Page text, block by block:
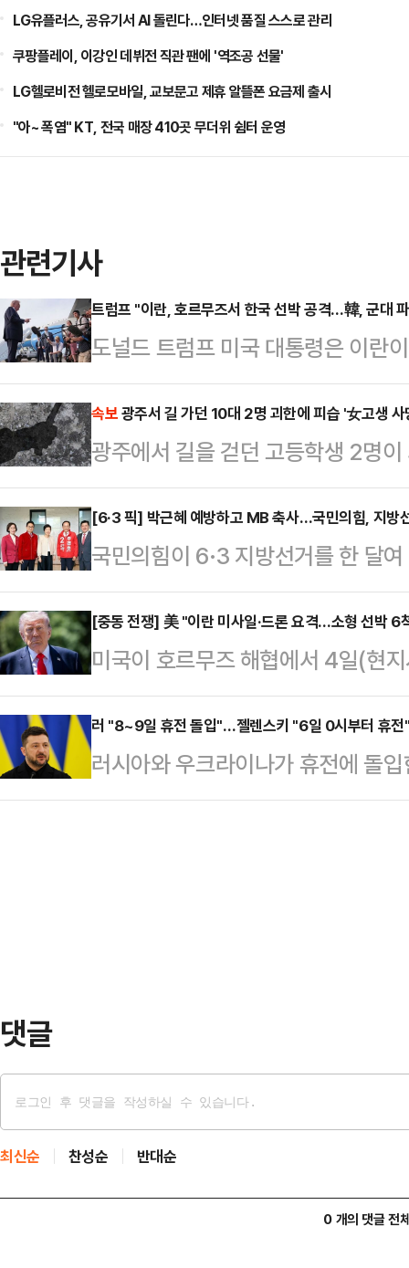
LG유플러스, 공유기서 AI 돌린다…인터넷 품질 스스로 관리
쿠팡플레이, 이강인 데뷔전 직관 팬에 '역조공 선물'
LG헬로비전 헬로모바일, 교보문고 제휴 알뜰폰 요금제 출시
"아~ 폭염" KT, 전국 매장 410곳 무더위 쉼터 운영
관련기사
트럼프 "이란, 호르무즈서 한국 선박 공격…韓, 군대
도널드 트럼프 미국 대통령은 이란
즈 해협에 한국 군대를 파견해야 한
프 대통령은 4일(현지시간) 소셜미
선박 이동 문제와 관련해 한국의 화
국도 ‘프로젝트 프리덤’ 작전에 합
르무즈 해협 봉쇄로 고립된 세계 각
프리덤을 시작했다. 트럼프 대통령
했다면서 “한국 선박을…
속보광주서 길 가던 10대 2명 괴한에 피습 '女고생
광주에서 길을 걷던 고등학생 2명
명은 다쳤다.광주 광산경찰서에 따
인근 인도에서 고등학교 2학년 A
있던 B군이 여성의 비명을 듣고 도
양은 병원으로 옮겨졌으나 사망했
난 용의자를 추적 중이다.
[6·3 픽] 박근혜 예방하고 MB 축사…국민의힘, 지방
국민의힘이 6·3 지방선거를 한 달
내 들었다. 당내 갈등으로 부침을
이명박(MB) 두 전직 대통령을 매
여당 심판론을 부각하는 '투트랙'
따르면, 최근 국민의힘 내부에선 지
다. 리얼미터가 에너지경제신문 의
도 조사(무선 100% ARS 방식) 결
대…
[중동 전쟁] 美 "이란 미사일·드론 요격…소형 선박 6
미국이 호르무즈 해협에서 4일(현
이란의 드론 및 미사일과 소형선박
면 브래드 쿠퍼 미국 중부사령부 사
났는지에 대해서는 언급하지 않겠
호르무즈 해협을 빠져나갈 수 있도
러 "8~9일 휴전 돌입"…젤렌스키 "6일 0시부터 휴전
러시아와 우크라이나가 휴전에 돌
면 러시아 국방부는 4일(현지시간)
댓글
최신순 찬성순 반대순
0 개의 댓글 전